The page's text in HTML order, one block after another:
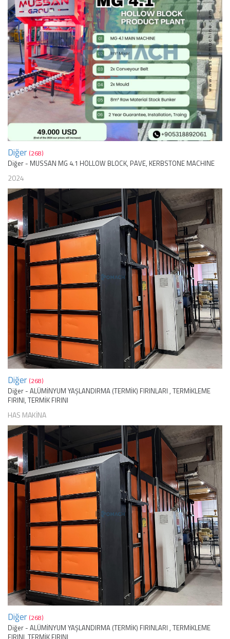
Diğer (268)
Diğer - MUSSAN MG 4.1 HOLLOW BLOCK, PAVE, KERBSTONE MACHINE
2024
Diğer (268)
Diğer - ALÜMİNYUM YAŞLANDIRMA (TERMİK) FIRINLARI , TERMİKLEME
FIRINI, TERMİK FIRINI
HAS MAKİNA
Diğer (268)
Diğer - ALÜMİNYUM YAŞLANDIRMA (TERMİK) FIRINLARI , TERMİKLEME
FIRINI, TERMİK FIRINI